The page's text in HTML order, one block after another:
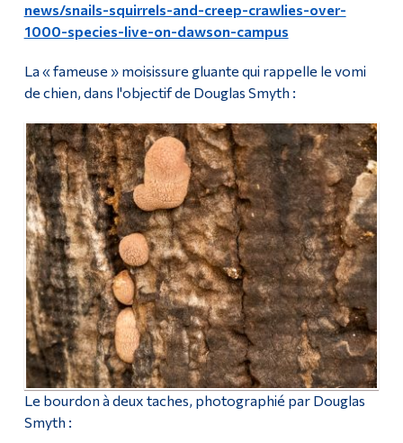
news/snails-squirrels-and-creep-crawlies-over-
1000-species-live-on-dawson-campus
La « fameuse » moisissure gluante qui rappelle le vomi
de chien, dans l'objectif de Douglas Smyth :
Le bourdon à deux taches, photographié par Douglas
Smyth :